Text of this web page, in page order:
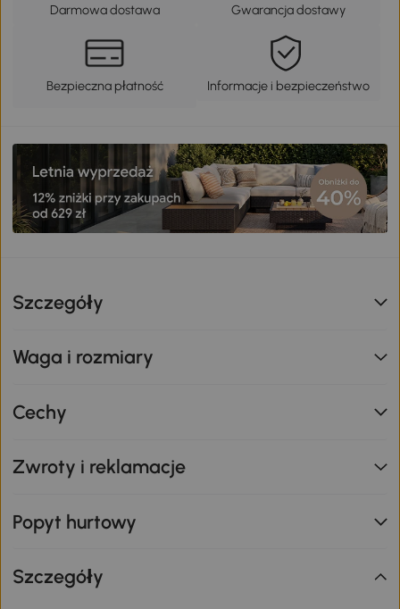
Darmowa dostawa Gwarancja dostawy
Bezpieczna płatność Informacje i bezpieczeństwo
Szczegóły
Waga i rozmiary
Cechy
Zwroty i reklamacje
Popyt hurtowy
Szczegóły